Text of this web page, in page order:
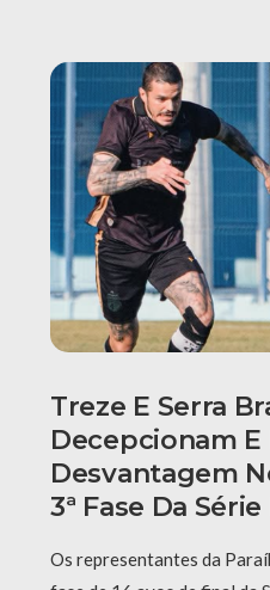
Treze E Serra
Decepcionam
Desvantagem
3ª Fase Da Série
Os representantes da